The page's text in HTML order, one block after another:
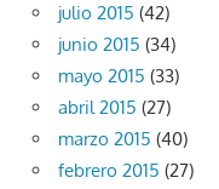
julio 2015 (42)
junio 2015 (34)
mayo 2015 (33)
abril 2015 (27)
marzo 2015 (40)
febrero 2015 (27)